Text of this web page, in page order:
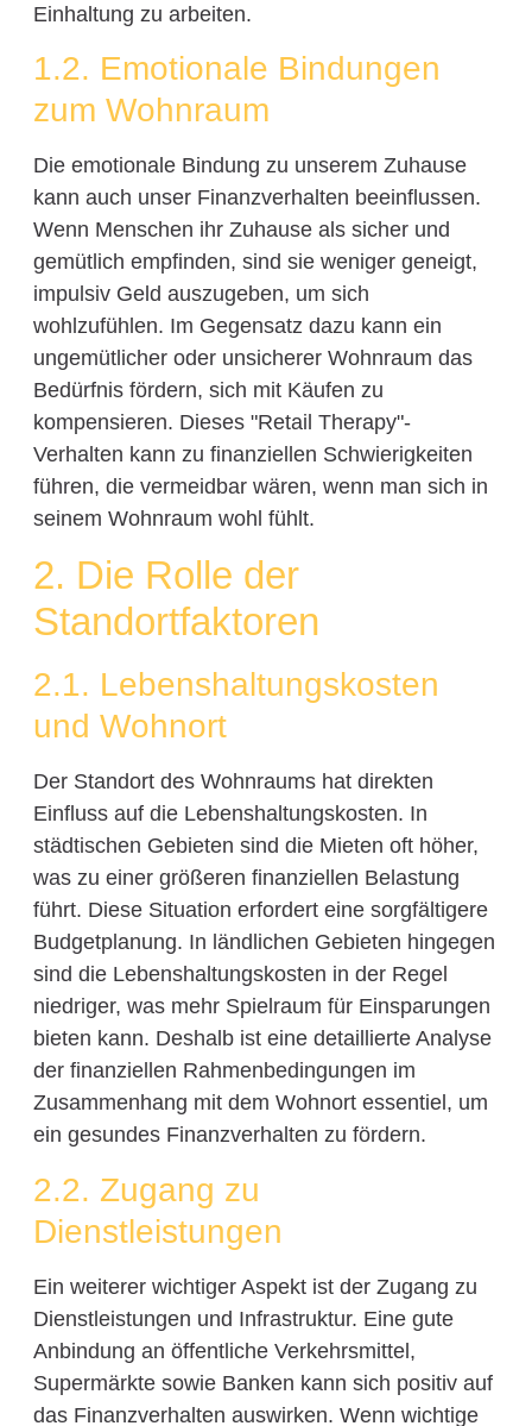
Einhaltung zu arbeiten.
1.2. Emotionale Bindungen
zum Wohnraum
Die emotionale Bindung zu unserem Zuhause
kann auch unser Finanzverhalten beeinflussen.
Wenn Menschen ihr Zuhause als sicher und
gemütlich empfinden, sind sie weniger geneigt,
impulsiv Geld auszugeben, um sich
wohlzufühlen. Im Gegensatz dazu kann ein
ungemütlicher oder unsicherer Wohnraum das
Bedürfnis fördern, sich mit Käufen zu
kompensieren. Dieses "Retail Therapy"-
Verhalten kann zu finanziellen Schwierigkeiten
führen, die vermeidbar wären, wenn man sich in
seinem Wohnraum wohl fühlt.
2. Die Rolle der
Standortfaktoren
2.1. Lebenshaltungskosten
und Wohnort
Der Standort des Wohnraums hat direkten
Einfluss auf die Lebenshaltungskosten. In
städtischen Gebieten sind die Mieten oft höher,
was zu einer größeren finanziellen Belastung
führt. Diese Situation erfordert eine sorgfältigere
Budgetplanung. In ländlichen Gebieten hingegen
sind die Lebenshaltungskosten in der Regel
niedriger, was mehr Spielraum für Einsparungen
bieten kann. Deshalb ist eine detaillierte Analyse
der finanziellen Rahmenbedingungen im
Zusammenhang mit dem Wohnort essentiel, um
ein gesundes Finanzverhalten zu fördern.
2.2. Zugang zu
Dienstleistungen
Ein weiterer wichtiger Aspekt ist der Zugang zu
Dienstleistungen und Infrastruktur. Eine gute
Anbindung an öffentliche Verkehrsmittel,
Supermärkte sowie Banken kann sich positiv auf
das Finanzverhalten auswirken. Wenn wichtige